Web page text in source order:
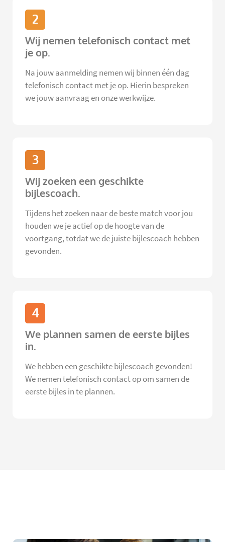
2
Wij nemen telefonisch contact met
je op.
Na jouw aanmelding nemen wij binnen één dag
telefonisch contact met je op. Hierin bespreken
we jouw aanvraag en onze werkwijze.
3
Wij zoeken een geschikte
bijlescoach.
Tijdens het zoeken naar de beste match voor jou
houden we je actief op de hoogte van de
voortgang, totdat we de juiste bijlescoach hebben
gevonden.
4
We plannen samen de eerste bijles
in.
We hebben een geschikte bijlescoach gevonden!
We nemen telefonisch contact op om samen de
eerste bijles in te plannen.